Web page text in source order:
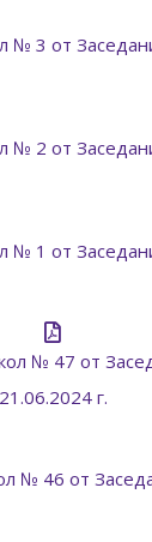
№ 3 от
№ 2 от
№ 1 от
№ 47 от
21.06.2024 г.
№ 46 от